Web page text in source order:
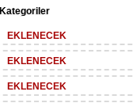
Kategoriler
EKLENECEK
EKLENECEK
EKLENECEK